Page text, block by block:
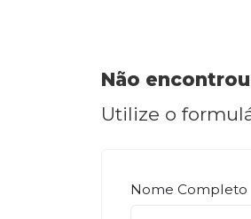
Não
Utilize o
Nome Completo